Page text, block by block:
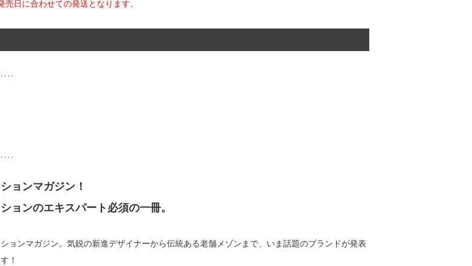
日に合わせての発送となります。
ョンマガジン！
ョンのエキスパート必須の一冊。
ョンマガジン。気鋭の新進デザイナーから伝統ある老舗メゾンまで、いま話題のブランドが発表
！